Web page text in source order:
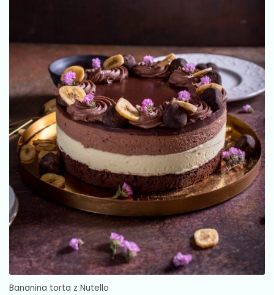
Bananina torta z Nutello